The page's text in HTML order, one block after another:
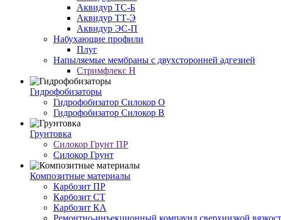
Аквидур ТС-Б
Аквидур ТТ-Э
Аквидур ЭС-П
Набухающие профили
Плуг
Напыляемые мембраны с двухсторонней адгезией
Стримфлекс Н
Гидрофобизаторы
Гидрофобизатор Силокор О
Гидрофобизатор Силокор В
Грунтовка
Силокор Грунт ПР
Силокор Грунт
Композитные материалы
Карбозит ПР
Карбозит СТ
Карбозит КА
Ремонтно-инъекционный компаунд сверхнизкой